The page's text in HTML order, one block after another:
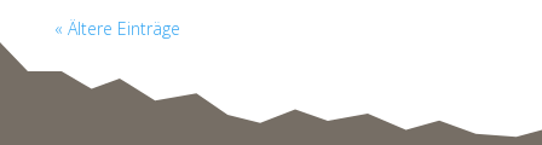
« Ältere Einträge